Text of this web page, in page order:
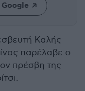
Καλής
παρέλαβε ο
πρέσβη της